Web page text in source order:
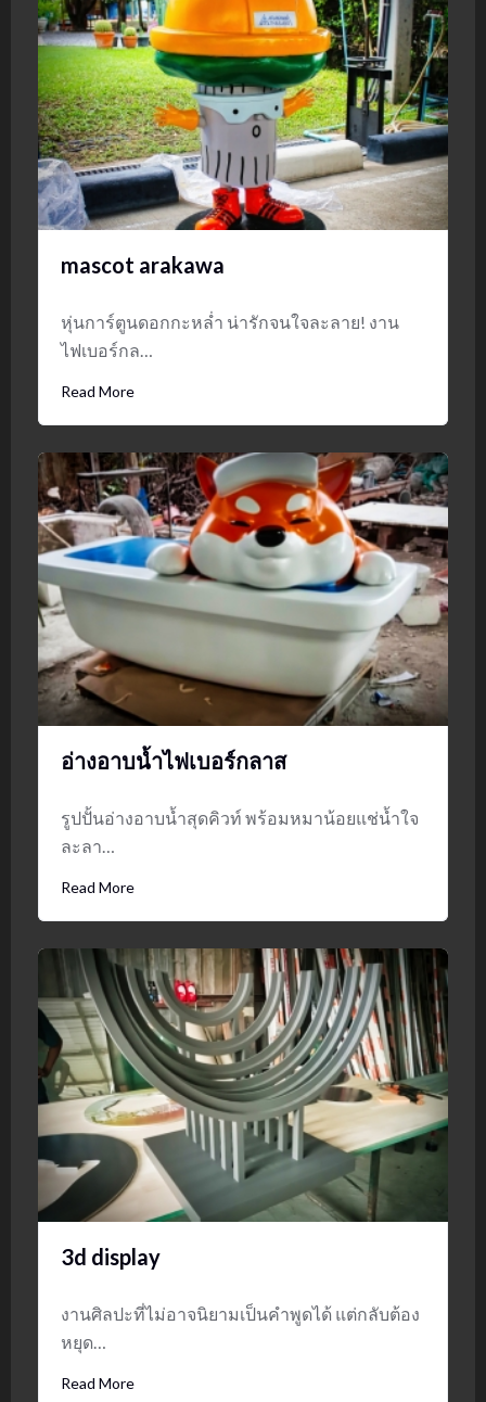
mascot arakawa
หุ่นการ์ตูนดอกกะหล่ำ น่ารักจนใจละลาย! งาน
ไฟเบอร์กล…
Read More
อ่างอาบน้ำไฟเบอร์กลาส
รูปปั้นอ่างอาบน้ำสุดคิวท์ พร้อมหมาน้อยแช่น้ำใจ
ละลา…
Read More
3d display
งานศิลปะที่ไม่อาจนิยามเป็นคำพูดได้ แต่กลับต้อง
หยุด…
Read More